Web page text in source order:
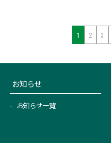
1 2 3
お知らせ
お知らせ一覧